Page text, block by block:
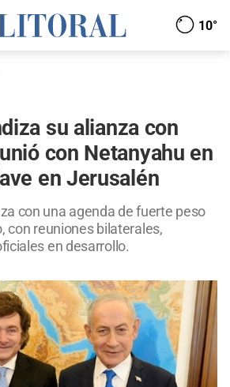
10°
su alianza con
con Netanyahu en
en Jerusalén
con una agenda de fuerte peso
con reuniones bilaterales,
en desarrollo.